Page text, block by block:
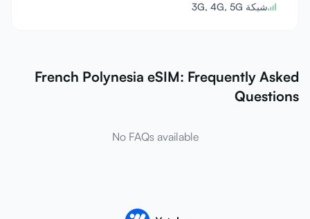
شبكة 3G, 4G, 5G
French Polynesia eSIM: Frequently Asked
Questions
No FAQs available